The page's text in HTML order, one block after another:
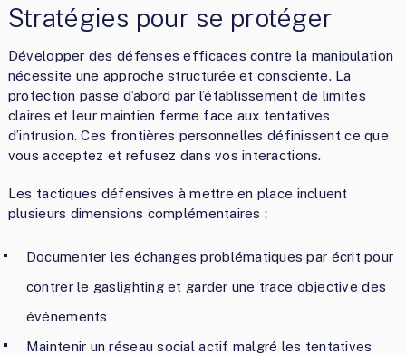
Stratégies pour se protéger
Développer des défenses efficaces contre la manipulation
nécessite une approche structurée et consciente. La
protection passe d’abord par l’établissement de limites
claires et leur maintien ferme face aux tentatives
d’intrusion. Ces frontières personnelles définissent ce que
vous acceptez et refusez dans vos interactions.
Les tactiques défensives à mettre en place incluent
plusieurs dimensions complémentaires :
Documenter les échanges problématiques par écrit pour
contrer le gaslighting et garder une trace objective des
événements
Maintenir un réseau social actif malgré les tentatives